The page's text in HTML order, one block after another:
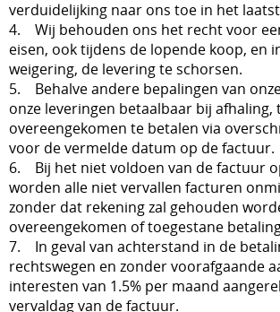
verduidelijking naar ons toe in het
4. Wij behouden ons het recht voor
eisen, ook tijdens de lopende koop, en
weigering, de levering te schorsen.
5. Behalve andere bepalingen van
onze leveringen betaalbaar bij afhaling,
overeengekomen te betalen via
voor de vermelde datum op de factuur.
6. Bij het niet voldoen van de factuur
worden alle niet vervallen facturen
zonder dat rekening zal gehouden
overeengekomen of toegestane
7. In geval van achterstand in de
rechtswegen en zonder voorafgaande
interesten van 1.5% per maand
vervaldag van de factuur.